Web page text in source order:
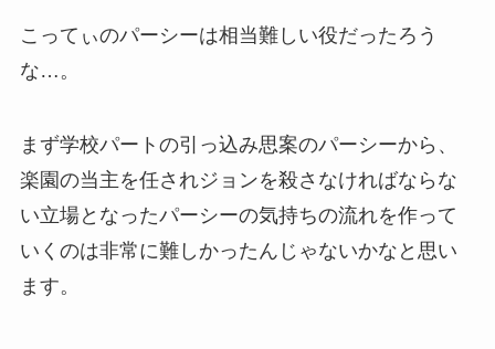
こってぃのパーシーは相当難しい役だったろう
な…。
まず学校パートの引っ込み思案のパーシーから、
楽園の当主を任されジョンを殺さなければならな
い立場となったパーシーの気持ちの流れを作って
いくのは非常に難しかったんじゃないかなと思い
ます。